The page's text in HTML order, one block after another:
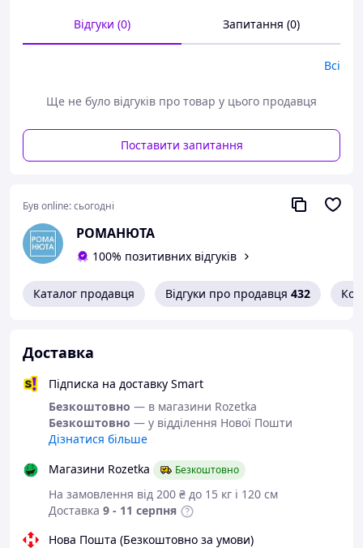
Відгуки (0) Запитання (0)
Всі
Ще не було відгуків про товар у цього продавця
Поставити запитання
Був online:сьогодні
РОМАНЮТА
100% позитивних відгуків
Каталог продавця Відгуки про продавця 432
Доставка
Підписка на доставку Smart
Безкоштовно — в магазини Rozetka
Безкоштовно — у відділення Нової Пошти
Дізнатися більше
Магазини Rozetka
Безкоштовно
На замовлення від 200 ₴ до 15 кг і 120 см
Доставка 9 - 11 серпня
Нова Пошта (Безкоштовно за умови)